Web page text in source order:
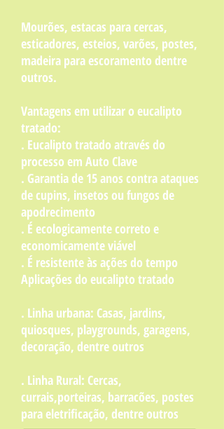
Mourões, estacas para cercas,
esticadores, esteios, varões, postes,
madeira para escoramento dentre
outros.
Vantagens em utilizar o eucalipto
tratado:
. Eucalipto tratado através do
processo em Auto Clave
. Garantia de 15 anos contra ataques
de cupins, insetos ou fungos de
apodrecimento
. É ecologicamente correto e
economicamente viável
. É resistente às ações do tempo
Aplicações do eucalipto tratado
. Linha urbana: Casas, jardins,
quiosques, playgrounds, garagens,
decoração, dentre outros
. Linha Rural: Cercas,
currais,porteiras, barracões, postes
para eletrificação, dentre outros